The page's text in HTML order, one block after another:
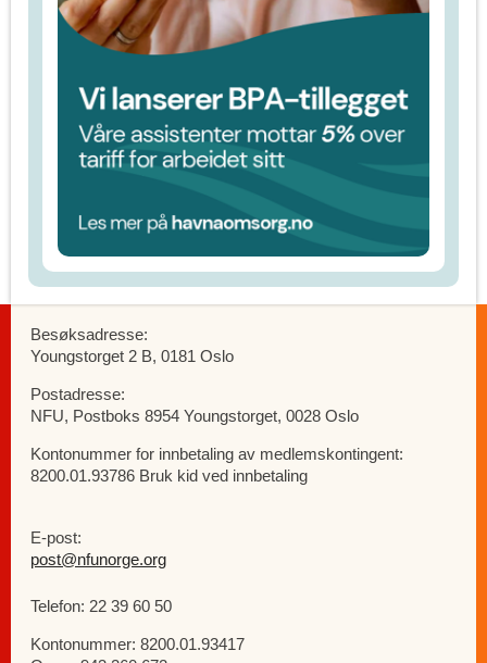
Besøksadresse:
Youngstorget 2 B, 0181 Oslo
Postadresse:
NFU, Postboks 8954 Youngstorget, 0028 Oslo
Kontonummer for innbetaling av medlemskontingent:
8200.01.93786 Bruk kid ved innbetaling
E-post:
post@nfunorge.org
Telefon: 22 39 60 50
Kontonummer: 8200.01.93417